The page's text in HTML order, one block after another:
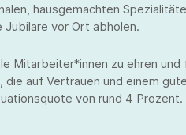
hausgemachten
Jubilare vor Ort abholen.
Mitarbeiter*innen zu ehren und
auf Vertrauen und einem
von rund 4 Prozent.